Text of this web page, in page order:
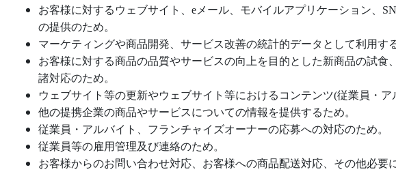
お客様に対するウェブサイト、 e メール、モバイルアプリケーション、
の提供のため。
マーケティングや商品開発、サービス改善の統計的データとして利用す
お客様に対する商品の品質やサービスの向上を目的とした新商品の試
諸対応のため。
ウェブサイト等の更新やウェブサイト等におけるコンテンツ(従業員・ア
他の提携企業の商品やサービスについての情報を提供するため。
従業員・アルバイト、フランチャイズオーナーの応募への対応のため。
従業員等の雇用管理及び連絡のため。
お客様からのお問い合わせ対応、お客様への商品配送対応、その他必要